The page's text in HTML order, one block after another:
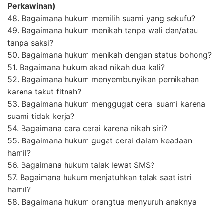
Perkawinan)
48. Bagaimana hukum memilih suami yang sekufu?
49. Bagaimana hukum menikah tanpa wali dan/atau
tanpa saksi?
50. Bagaimana hukum menikah dengan status bohong?
51. Bagaimana hukum akad nikah dua kali?
52. Bagaimana hukum menyembunyikan pernikahan
karena takut fitnah?
53. Bagaimana hukum menggugat cerai suami karena
suami tidak kerja?
54. Bagaimana cara cerai karena nikah siri?
55. Bagaimana hukum gugat cerai dalam keadaan
hamil?
56. Bagaimana hukum talak lewat SMS?
57. Bagaimana hukum menjatuhkan talak saat istri
hamil?
58. Bagaimana hukum orangtua menyuruh anaknya